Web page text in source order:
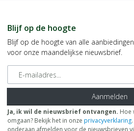
Blijf op de hoogte
Blijf op de hoogte van alle
voor onze maandelijkse nieuwsbrief.
E-mailadres
Aanmelden
Ja, ik wil de nieuwsbrief ontvangen. Hoe
omgaan? Bekijk het in onze privacyverklaring